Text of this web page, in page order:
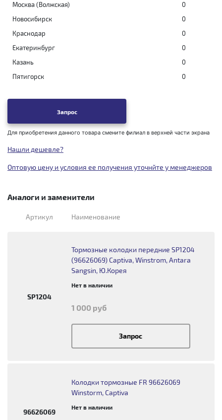
Москва (Волжская)
0
Новосибирск
0
Краснодар
0
Екатеринбург
0
Казань
0
Пятигорск
0
Запрос
Для приобретения данного товара смените филиал в верхней части экрана
Нашли дешевле?
Оптовую цену и условия ее получения уточнйте у менеджеров
Аналоги и заменители
Артикул Наименование
SP1204
Тормозные колодки передние SP1204
(96626069) Captiva, Winstrom, Antara
Sangsin, Ю.Корея
Нет в наличии
1 000 руб
Запрос
96626069
Колодки тормозные FR 96626069
Winstorm, Captiva
Нет в наличии